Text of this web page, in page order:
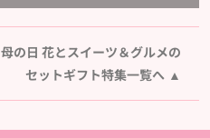
母の日 花とスイーツ＆グルメの
セットギフト特集一覧へ